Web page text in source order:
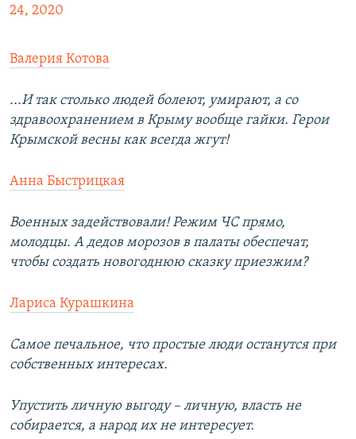
24, 2020
Валерия Котова
...И так столько людей болеют, умирают, а со
здравоохранением в Крыму вообще гайки. Герои
Крымской весны как всегда жгут!
Анна Быстрицкая
Военных задействовали! Режим ЧС прямо,
молодцы. А дедов морозов в палаты обеспечат,
чтобы создать новогоднюю сказку приезжим?
Лариса Курашкина
Самое печальное, что простые люди останутся при
собственных интересах.
Упустить личную выгоду – личную, власть не
собирается, а народ их не интересует.